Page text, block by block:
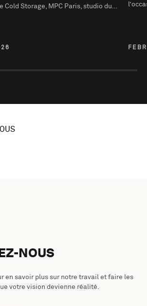
Cold Storage, MPC Paris, studio du…
NOUS
en savoir plus sur notre travail et faire les
votre vision devienne réalité.